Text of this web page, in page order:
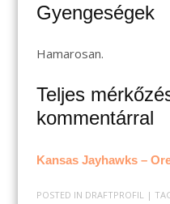
Gyengeségek
Hamarosan.
Teljes
kommentárral
Kansas Jayhawks –
POSTED IN DRAFTPROFIL |